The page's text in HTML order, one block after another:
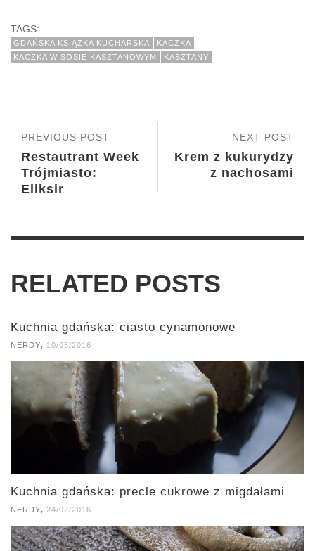
TAGS:
GDAŃSKA KSIĄŻKA KUCHARSKA
KACZKA
KACZKA W SOSIE KASZTANOWYM
KASZTANY
NEXT POST
Krem z kukurydzy
z nachosami
PREVIOUS POST
Restautrant Week
Trójmiasto:
Eliksir
RELATED POSTS
Kuchnia gdańska: ciasto cynamonowe
NERDY 10/05/2016
Kuchnia gdańska: precle cukrowe z migdałami
NERDY 24/02/2016